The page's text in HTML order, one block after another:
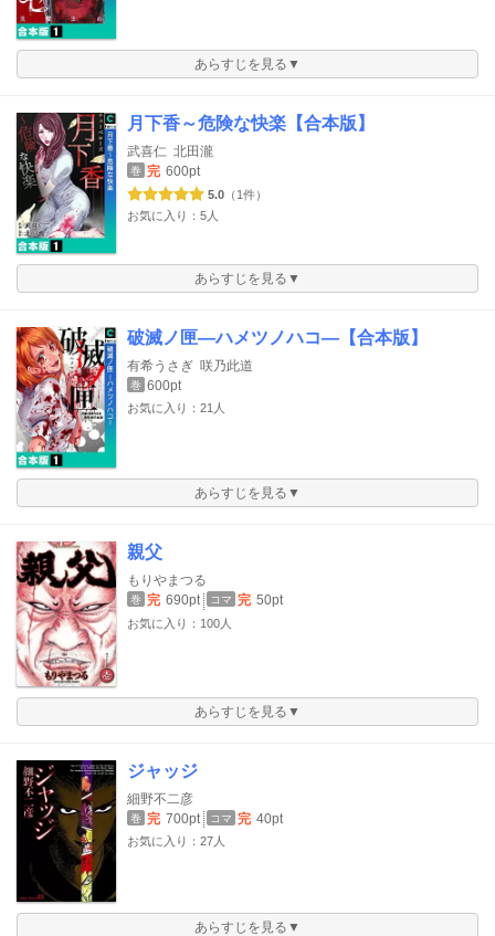
あらすじを見る▼
月下香～危険な快楽【合本版】
武喜仁 北田瀧
巻 完 600pt
5.0 （1件）
お気に入り：5人
あらすじを見る▼
破滅ノ匣―ハメツノハコ―【合本版】
有希うさぎ 咲乃此道
巻 600pt
お気に入り：21人
あらすじを見る▼
親父
もりやまつる
巻 完 690pt コマ 完 50pt
お気に入り：100人
あらすじを見る▼
ジャッジ
細野不二彦
巻 完 700pt コマ 完 40pt
お気に入り：27人
あらすじを見る▼